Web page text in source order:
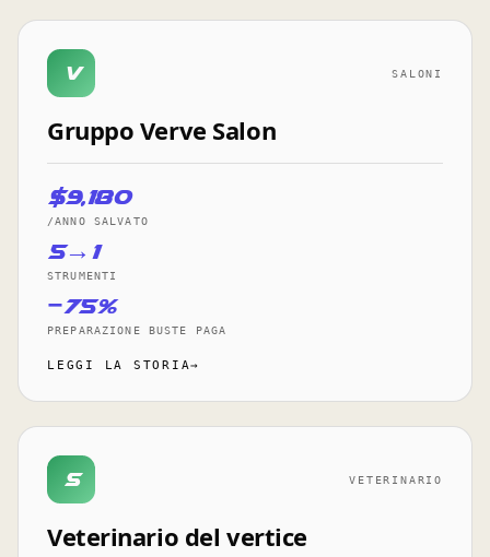
V SALONI
Gruppo Verve Salon
$9,180
/ANNO SALVATO
5→1
STRUMENTI
−75%
PREPARAZIONE BUSTE PAGA
LEGGI LA STORIA→
S VETERINARIO
Veterinario del vertice